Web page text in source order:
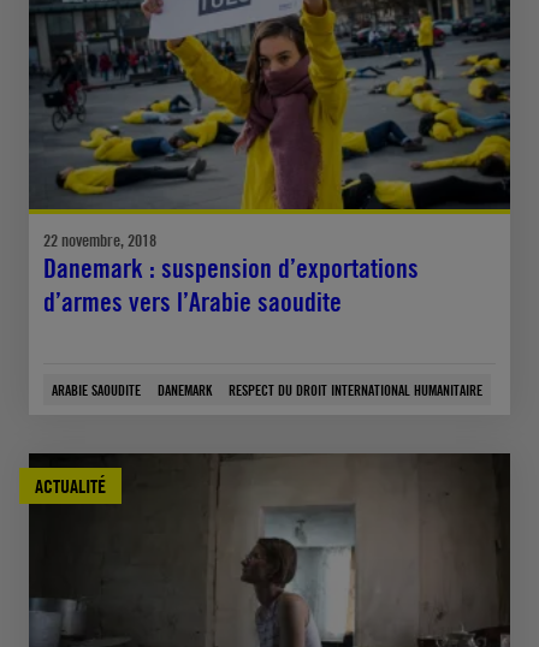
22 novembre, 2018
Danemark : suspension d’exportations
d’armes vers l’Arabie saoudite
ARABIE SAOUDITE DANEMARK RESPECT DU DROIT INTERNATIONAL HUMANITAIRE
ACTUALITÉ